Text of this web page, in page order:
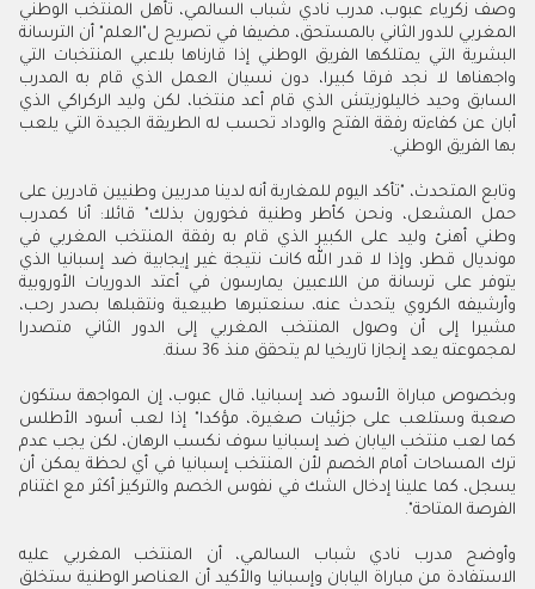
وصف زكرياء عبوب، مدرب نادي شباب السالمي، تأهل المنتخب الوطني
المغربي للدور الثاني بالمستحق، مضيفا في تصريح ل"العلم" أن الترسانة
البشرية التي يمتلكها الفريق الوطني إذا قارناها بلاعبي المنتخبات التي
واجهناها لا نجد فرقا كبيرا، دون نسيان العمل الذي قام به المدرب
السابق وحيد خاليلوزيتش الذي قام أعد منتخبا، لكن وليد الركراكي الذي
أبان عن كفاءته رفقة الفتح والوداد تحسب له الطريقة الجيدة التي يلعب
بها الفريق الوطني.
وتابع المتحدث، "تأكد اليوم للمغاربة أنه لدينا مدربين وطنيين قادرين على
حمل المشعل، ونحن كأطر وطنية فخورون بذلك" قائلا: أنا كمدرب
وطني أهنئ وليد على الكبير الذي قام به رفقة المنتخب المغربي في
مونديال قطر، وإذا لا قدر الله كانت نتيجة غير إيجابية ضد إسبانيا الذي
يتوفر على ترسانة من اللاعبين يمارسون في أعتد الدوريات الأوروبية
وأرشيفه الكروي يتحدث عنه، سنعتبرها طبيعية ونتقبلها بصدر رحب،
مشيرا إلى أن وصول المنتخب المغربي إلى الدور الثاني متصدرا
لمجموعته يعد إنجازا تاريخيا لم يتحقق منذ 36 سنة.
وبخصوص مباراة الأسود ضد إسبانيا، قال عبوب، إن المواجهة ستكون
صعبة وستلعب على جزئيات صغيرة، مؤكدا" إذا لعب أسود الأطلس
كما لعب منتخب اليابان ضد إسبانيا سوف نكسب الرهان، لكن يجب عدم
ترك المساحات أمام الخصم لأن المنتخب إسبانيا في أي لحظة يمكن أن
يسجل، كما علينا إدخال الشك في نفوس الخصم والتركيز أكثر مع اغتنام
الفرصة المتاحة".
وأوضح مدرب نادي شباب السالمي، أن المنتخب المغربي عليه
الاستفادة من مباراة اليابان وإسبانيا والأكيد أن العناصر الوطنية ستخلق